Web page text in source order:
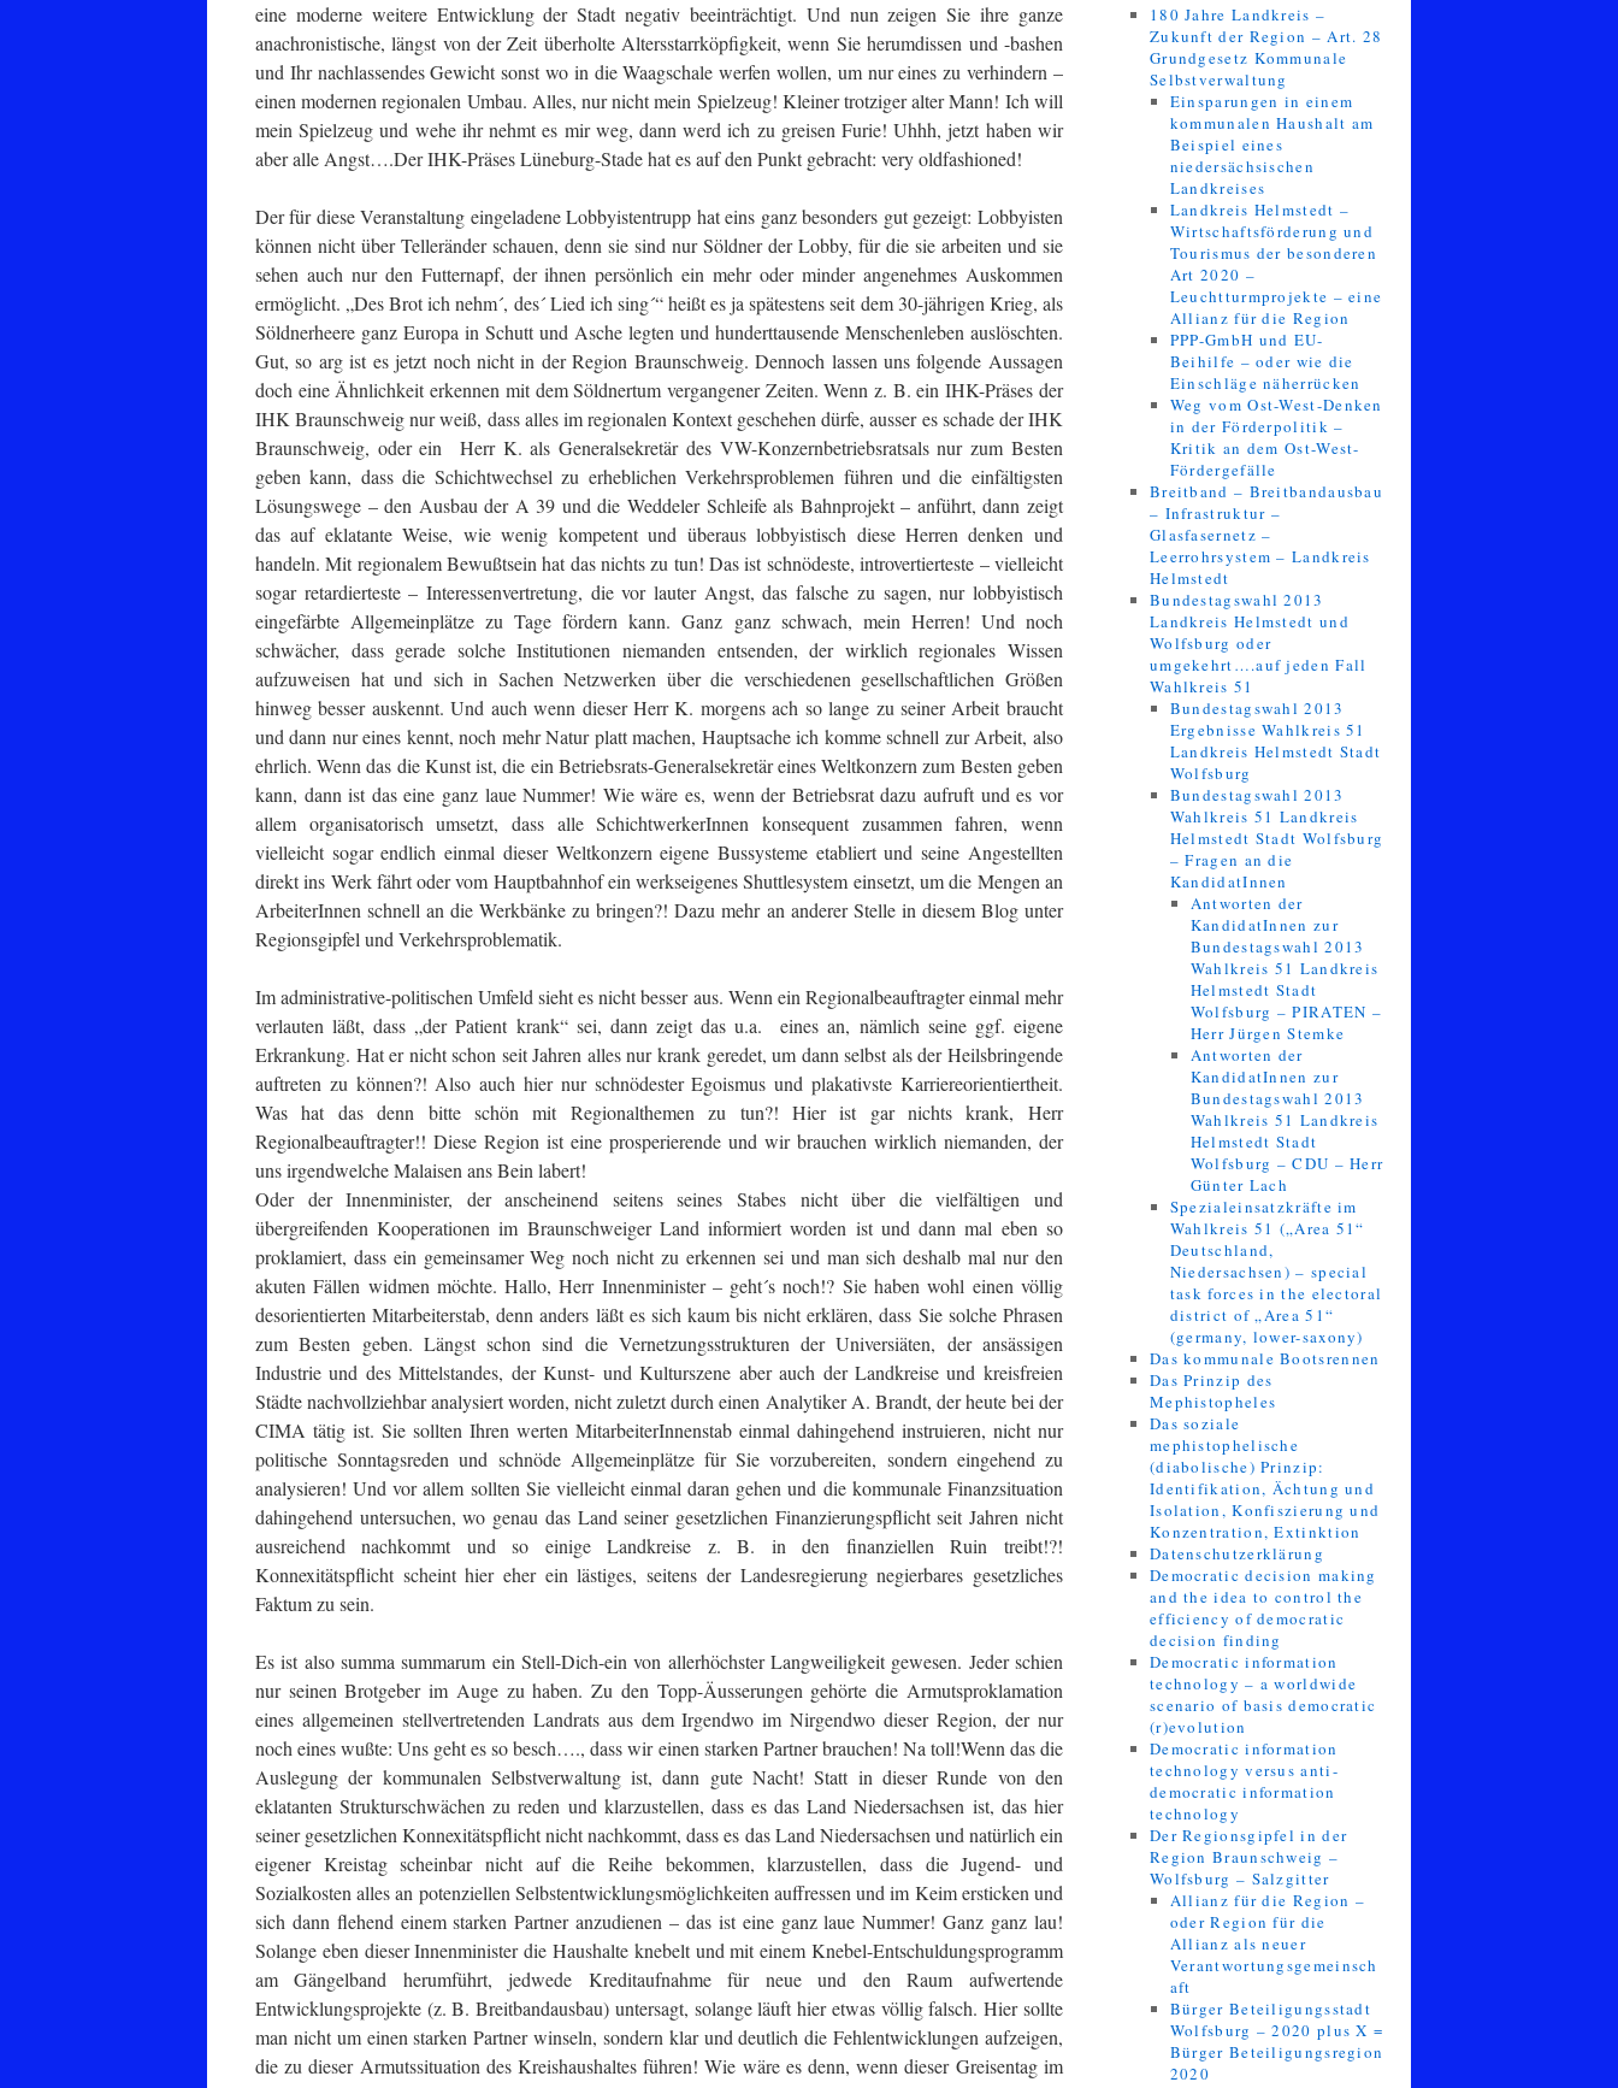
eine moderne weitere Entwicklung der Stadt negativ beeinträchtigt. Und nun zeigen Sie ihre ganze
anachronistische, längst von der Zeit überholte Altersstarrköpfigkeit, wenn Sie herumdissen und -bashen
und Ihr nachlassendes Gewicht sonst wo in die Waagschale werfen wollen, um nur eines zu verhindern –
einen modernen regionalen Umbau. Alles, nur nicht mein Spielzeug! Kleiner trotziger alter Mann! Ich will
mein Spielzeug und wehe ihr nehmt es mir weg, dann werd ich zu greisen Furie! Uhhh, jetzt haben wir
aber alle Angst….Der IHK-Präses Lüneburg-Stade hat es auf den Punkt gebracht: very oldfashioned!
Der für diese Veranstaltung eingeladene Lobbyistentrupp hat eins ganz besonders gut gezeigt: Lobbyisten
können nicht über Telleränder schauen, denn sie sind nur Söldner der Lobby, für die sie arbeiten und sie
sehen auch nur den Futternapf, der ihnen persönlich ein mehr oder minder angenehmes Auskommen
ermöglicht. „Des Brot ich nehm´, des´ Lied ich sing´“ heißt es ja spätestens seit dem 30-jährigen Krieg, als
Söldnerheere ganz Europa in Schutt und Asche legten und hunderttausende Menschenleben auslöschten.
Gut, so arg ist es jetzt noch nicht in der Region Braunschweig. Dennoch lassen uns folgende Aussagen
doch eine Ähnlichkeit erkennen mit dem Söldnertum vergangener Zeiten. Wenn z. B. ein IHK-Präses der
IHK Braunschweig nur weiß, dass alles im regionalen Kontext geschehen dürfe, ausser es schade der IHK
Braunschweig, oder ein Herr K. als Generalsekretär des VW-Konzernbetriebsratsals nur zum Besten
geben kann, dass die Schichtwechsel zu erheblichen Verkehrsproblemen führen und die einfältigsten
Lösungswege – den Ausbau der A 39 und die Weddeler Schleife als Bahnprojekt – anführt, dann zeigt
das auf eklatante Weise, wie wenig kompetent und überaus lobbyistisch diese Herren denken und
handeln. Mit regionalem Bewußtsein hat das nichts zu tun! Das ist schnödeste, introvertierteste – vielleicht
sogar retardierteste – Interessenvertretung, die vor lauter Angst, das falsche zu sagen, nur lobbyistisch
eingefärbte Allgemeinplätze zu Tage fördern kann. Ganz ganz schwach, mein Herren! Und noch
schwächer, dass gerade solche Institutionen niemanden entsenden, der wirklich regionales Wissen
aufzuweisen hat und sich in Sachen Netzwerken über die verschiedenen gesellschaftlichen Größen
hinweg besser auskennt. Und auch wenn dieser Herr K. morgens ach so lange zu seiner Arbeit braucht
und dann nur eines kennt, noch mehr Natur platt machen, Hauptsache ich komme schnell zur Arbeit, also
ehrlich. Wenn das die Kunst ist, die ein Betriebsrats-Generalsekretär eines Weltkonzern zum Besten geben
kann, dann ist das eine ganz laue Nummer! Wie wäre es, wenn der Betriebsrat dazu aufruft und es vor
allem organisatorisch umsetzt, dass alle SchichtwerkerInnen konsequent zusammen fahren, wenn
vielleicht sogar endlich einmal dieser Weltkonzern eigene Bussysteme etabliert und seine Angestellten
direkt ins Werk fährt oder vom Hauptbahnhof ein werkseigenes Shuttlesystem einsetzt, um die Mengen an
ArbeiterInnen schnell an die Werkbänke zu bringen?! Dazu mehr an anderer Stelle in diesem Blog unter
Regionsgipfel und Verkehrsproblematik.
Im administrative-politischen Umfeld sieht es nicht besser aus. Wenn ein Regionalbeauftragter einmal mehr
verlauten läßt, dass „der Patient krank“ sei, dann zeigt das u.a. eines an, nämlich seine ggf. eigene
Erkrankung. Hat er nicht schon seit Jahren alles nur krank geredet, um dann selbst als der Heilsbringende
auftreten zu können?! Also auch hier nur schnödester Egoismus und plakativste Karriereorientiertheit.
Was hat das denn bitte schön mit Regionalthemen zu tun?! Hier ist gar nichts krank, Herr
Regionalbeauftragter!! Diese Region ist eine prosperierende und wir brauchen wirklich niemanden, der
uns irgendwelche Malaisen ans Bein labert!
Oder der Innenminister, der anscheinend seitens seines Stabes nicht über die vielfältigen und
übergreifenden Kooperationen im Braunschweiger Land informiert worden ist und dann mal eben so
proklamiert, dass ein gemeinsamer Weg noch nicht zu erkennen sei und man sich deshalb mal nur den
akuten Fällen widmen möchte. Hallo, Herr Innenminister – geht´s noch!? Sie haben wohl einen völlig
desorientierten Mitarbeiterstab, denn anders läßt es sich kaum bis nicht erklären, dass Sie solche Phrasen
zum Besten geben. Längst schon sind die Vernetzungsstrukturen der Universiäten, der ansässigen
Industrie und des Mittelstandes, der Kunst- und Kulturszene aber auch der Landkreise und kreisfreien
Städte nachvollziehbar analysiert worden, nicht zuletzt durch einen Analytiker A. Brandt, der heute bei der
CIMA tätig ist. Sie sollten Ihren werten MitarbeiterInnenstab einmal dahingehend instruieren, nicht nur
politische Sonntagsreden und schnöde Allgemeinplätze für Sie vorzubereiten, sondern eingehend zu
analysieren! Und vor allem sollten Sie vielleicht einmal daran gehen und die kommunale Finanzsituation
dahingehend untersuchen, wo genau das Land seiner gesetzlichen Finanzierungspflicht seit Jahren nicht
ausreichend nachkommt und so einige Landkreise z. B. in den finanziellen Ruin treibt!?!
Konnexitätspflicht scheint hier eher ein lästiges, seitens der Landesregierung negierbares gesetzliches
Faktum zu sein.
Es ist also summa summarum ein Stell-Dich-ein von allerhöchster Langweiligkeit gewesen. Jeder schien
nur seinen Brotgeber im Auge zu haben. Zu den Topp-Äusserungen gehörte die Armutsproklamation
eines allgemeinen stellvertretenden Landrats aus dem Irgendwo im Nirgendwo dieser Region, der nur
noch eines wußte: Uns geht es so besch…., dass wir einen starken Partner brauchen! Na toll!Wenn das die
Auslegung der kommunalen Selbstverwaltung ist, dann gute Nacht! Statt in dieser Runde von den
eklatanten Strukturschwächen zu reden und klarzustellen, dass es das Land Niedersachsen ist, das hier
seiner gesetzlichen Konnexitätspflicht nicht nachkommt, dass es das Land Niedersachsen und natürlich ein
eigener Kreistag scheinbar nicht auf die Reihe bekommen, klarzustellen, dass die Jugend- und
Sozialkosten alles an potenziellen Selbstentwicklungsmöglichkeiten auffressen und im Keim ersticken und
sich dann flehend einem starken Partner anzudienen – das ist eine ganz laue Nummer! Ganz ganz lau!
Solange eben dieser Innenminister die Haushalte knebelt und mit einem Knebel-Entschuldungsprogramm
am Gängelband herumführt, jedwede Kreditaufnahme für neue und den Raum aufwertende
Entwicklungsprojekte (z. B. Breitbandausbau) untersagt, solange läuft hier etwas völlig falsch. Hier sollte
man nicht um einen starken Partner winseln, sondern klar und deutlich die Fehlentwicklungen aufzeigen,
die zu dieser Armutssituation des Kreishaushaltes führen! Wie wäre es denn, wenn dieser Greisentag im
180 Jahre Landkreis –
Zukunft der Region – Art. 28
Grundgesetz Kommunale
Selbstverwaltung
Einsparungen in einem
kommunalen Haushalt am
Beispiel eines
niedersächsischen
Landkreises
Landkreis Helmstedt –
Wirtschaftsförderung und
Tourismus der besonderen
Art 2020 –
Leuchtturmprojekte – eine
Allianz für die Region
PPP-GmbH und EU-
Beihilfe – oder wie die
Einschläge näherrücken
Weg vom Ost-West-Denken
in der Förderpolitik –
Kritik an dem Ost-West-
Fördergefälle
Breitband – Breitbandausbau
– Infrastruktur –
Glasfasernetz –
Leerrohrsystem – Landkreis
Helmstedt
Bundestagswahl 2013
Landkreis Helmstedt und
Wolfsburg oder
umgekehrt….auf jeden Fall
Wahlkreis 51
Bundestagswahl 2013
Ergebnisse Wahlkreis 51
Landkreis Helmstedt Stadt
Wolfsburg
Bundestagswahl 2013
Wahlkreis 51 Landkreis
Helmstedt Stadt Wolfsburg
– Fragen an die
KandidatInnen
Antworten der
KandidatInnen zur
Bundestagswahl 2013
Wahlkreis 51 Landkreis
Helmstedt Stadt
Wolfsburg – PIRATEN –
Herr Jürgen Stemke
Antworten der
KandidatInnen zur
Bundestagswahl 2013
Wahlkreis 51 Landkreis
Helmstedt Stadt
Wolfsburg – CDU – Herr
Günter Lach
Spezialeinsatzkräfte im
Wahlkreis 51 („Area 51“
Deutschland,
Niedersachsen) – special
task forces in the electoral
district of „Area 51“
(germany, lower-saxony)
Das kommunale Bootsrennen
Das Prinzip des
Mephistopheles
Das soziale
mephistophelische
(diabolische) Prinzip:
Identifikation, Ächtung und
Isolation, Konfiszierung und
Konzentration, Extinktion
Datenschutzerklärung
Democratic decision making
and the idea to control the
efficiency of democratic
decision finding
Democratic information
technology – a worldwide
scenario of basis democratic
(r)evolution
Democratic information
technology versus anti-
democratic information
technology
Der Regionsgipfel in der
Region Braunschweig –
Wolfsburg – Salzgitter
Allianz für die Region –
oder Region für die
Allianz als neuer
Verantwortungsgemeinsch
aft
Bürger Beteiligungsstadt
Wolfsburg – 2020 plus X =
Bürger Beteiligungsregion
2020